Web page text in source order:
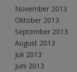
November 2013
Oktober 2013
September 2013
August 2013
Juli 2013
Juni 2013